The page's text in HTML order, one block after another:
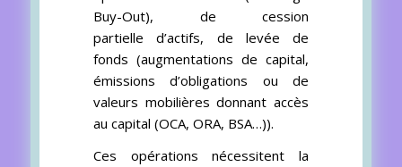
Buy-Out), de cession
partielle d’actifs, de levée de
fonds (augmentations de capital,
émissions d’obligations ou de
valeurs mobilières donnant accès
au capital (OCA, ORA, BSA…)).
Ces opérations nécessitent la